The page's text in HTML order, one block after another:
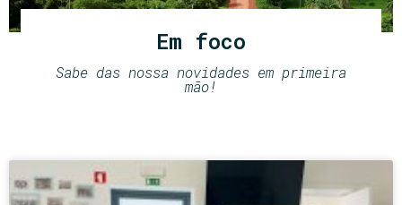
Em foco
Sabe das nossa novidades em primeira
mão!